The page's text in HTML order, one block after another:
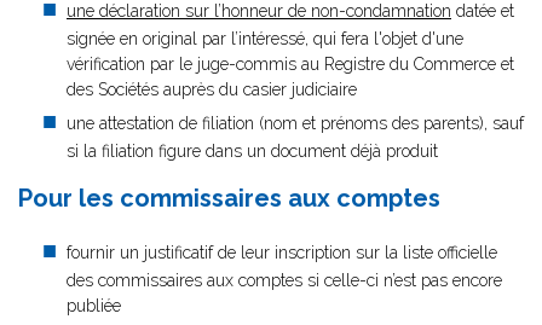
une déclaration sur l’honneur de non-condamnation datée et
signée en original par l’intéressé, qui fera l'objet d'une
vérification par le juge-commis au Registre du Commerce et
des Sociétés auprès du casier judiciaire
une attestation de filiation (nom et prénoms des parents), sauf
si la filiation figure dans un document déjà produit
Pour les commissaires aux comptes
fournir un justificatif de leur inscription sur la liste officielle
des commissaires aux comptes si celle-ci n’est pas encore
publiée